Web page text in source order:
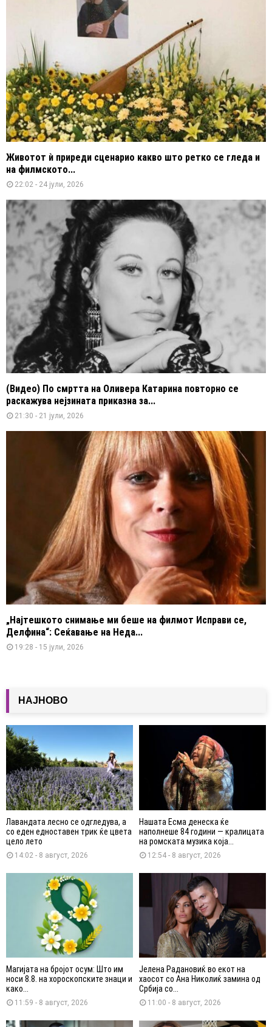
Животот ѝ приреди сценарио какво што ретко се гледа и
на филмското...
22:02 - 24 јули, 2026
(Видео) По смртта на Оливера Катарина повторно се
раскажува нејзината приказна за...
21:30 - 21 јули, 2026
„Најтешкото снимање ми беше на филмот Исправи се,
Делфина“: Сеќавање на Неда...
19:28 - 15 јули, 2026
НАЈНОВО
Лавандата лесно се одгледува, а
со еден едноставен трик ќе цвета
цело лето
14:02 - 8 август, 2026
Нашата Есма денеска ќе
наполнеше 84 години — кралицата
на ромската музика која...
12:54 - 8 август, 2026
Магијата на бројот осум: Што им
носи 8.8. на хороскопските знаци и
како...
11:59 - 8 август, 2026
Јелена Радановиќ во екот на
хаосот со Ана Николиќ замина од
Србија со...
11:00 - 8 август, 2026